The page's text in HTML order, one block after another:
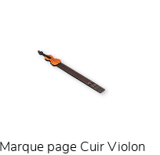
Marque page Cuir Violon